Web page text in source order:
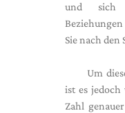
und sich
Sie nach den
Um
ist es
Zahl